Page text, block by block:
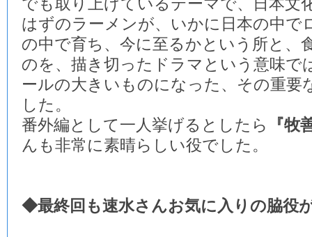
でも取り上げているテーマで、日本文
はずのラーメンが、いかに日本の中で
の中で育ち、今に至るかという所と、
のを、描き切ったドラマという意味で
ールの大きいものになった、その重要
した。
番外編として一人挙げるとしたら
『牧
んも非常に素晴らしい役でした。
◆最終回も速水さんお気に入りの脇役